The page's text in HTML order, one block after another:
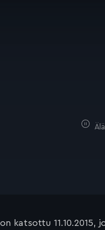
katsottu 11.10.2015,